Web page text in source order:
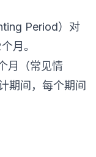
Period）对
月。
月（常见情
期间，每个期间